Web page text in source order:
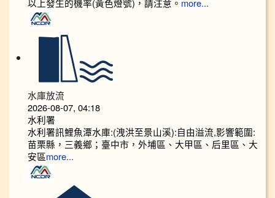
以上發生的機率(黃色燈號)，請注意。 more...
水庫放流
2026-08-07, 04:18
水利署
水利署訊鯉魚潭水庫:(洩洪至景山溪):自由溢流,影響範圍:
苗栗縣，三義鄉；臺中市，外埔區、大甲區、后里區、大
安區more...